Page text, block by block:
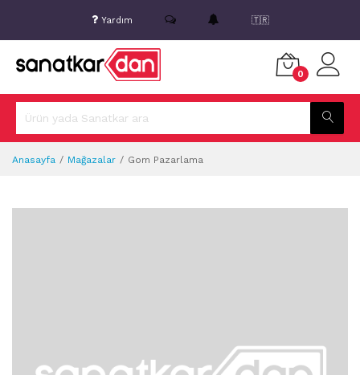
Yardım 🇹🇷
0
Anasayfa Mağazalar Gom Pazarlama